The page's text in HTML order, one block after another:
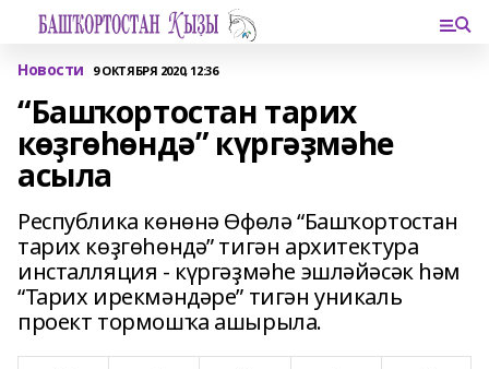
Новости 9 ОКТЯБРЯ 2020, 12:36
“Башҡортостан тарих
көҙгөһөндә” күргәҙмәһе
асыла
Республика көнөнә Өфөлә “Башҡортостан
тарих көҙгөһөндә” тигән архитектура
инсталляция - күргәҙмәһе эшләйәсәк һәм
“Тарих ирекмәндәре” тигән уникаль
проект тормошҡа ашырыла.